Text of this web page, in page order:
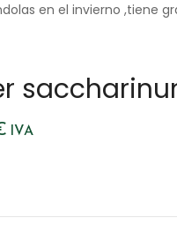
en el invierno ,tiene
IVA